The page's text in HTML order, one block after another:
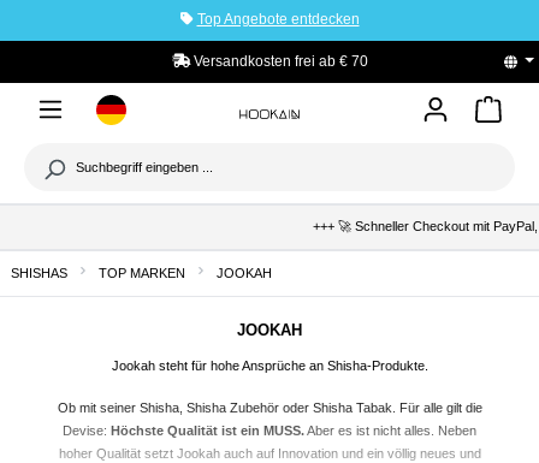
Top Angebote entdecken
Versandkosten frei ab € 70
+++ 🚀 Schneller Checkout mit
SHISHAS TOP MARKEN JOOKAH
JOOKAH
Jookah steht für hohe Ansprüche an Shisha-Produkte.
Ob mit seiner Shisha, Shisha Zubehör oder Shisha Tabak . Für alle gilt die
Devise: Höchste Qualität ist ein MUSS.Aber es ist nicht alles. Neben
hoher Qualität setzt Jookah auch auf Innovation und ein völlig neues und